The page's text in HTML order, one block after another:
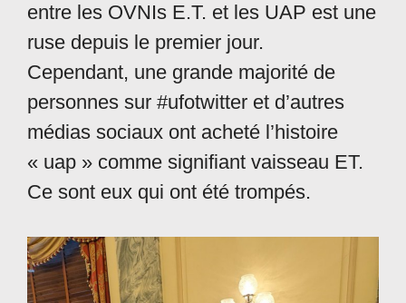
entre les OVNIs E.T. et les UAP est une
ruse depuis le premier jour.
Cependant, une grande majorité de
personnes sur #ufotwitter et d’autres
médias sociaux ont acheté l’histoire
« uap » comme signifiant vaisseau ET.
Ce sont eux qui ont été trompés.